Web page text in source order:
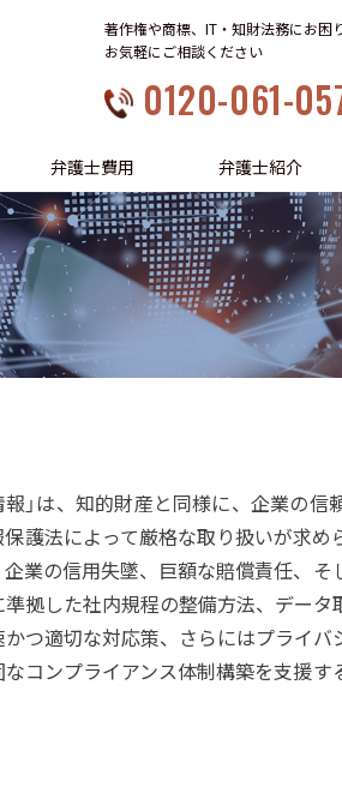
著作権や商標、IT・知財法務にお困
お気軽にご相談ください
0120-061-
弁護士費用 弁護士紹介
」は、知的財産と同様に、企業の
護法によって厳格な取り扱いが求
業の信用失墜、巨額な賠償責任、
拠した社内規程の整備方法、デー
つ適切な対応策、さらにはプライ
コンプライアンス体制構築を支援